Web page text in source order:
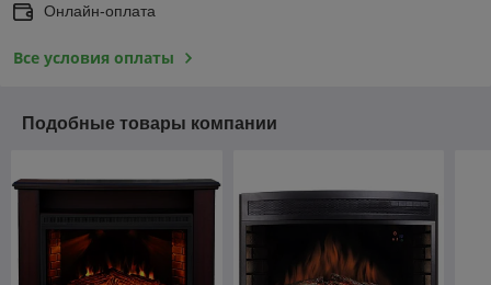
Онлайн-оплата
Все условия оплаты
Подобные товары компании